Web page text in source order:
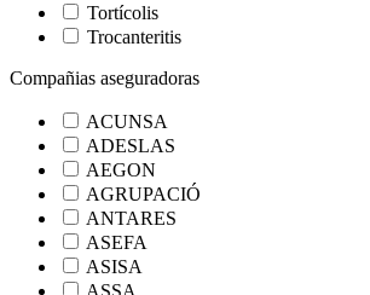
Tortícolis
Trocanteritis
Compañias aseguradoras
ACUNSA
ADESLAS
AEGON
AGRUPACIÓ
ANTARES
ASEFA
ASISA
ASSA